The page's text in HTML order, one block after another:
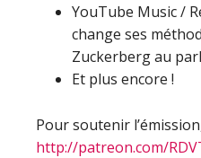
YouTube Music /
change ses
Zuckerberg au
Et plus encore !
Pour soutenir
http://patreon.com/